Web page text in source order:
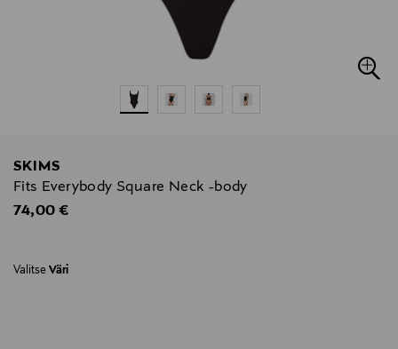
SKIMS
Fits Everybody Square Neck -body
Original Price
74,00 €
Valitse Väri